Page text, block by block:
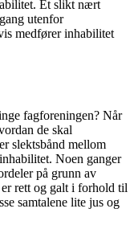
Et slikt nært
utenfor
medfører inhabilitet
fagforeningen? Når
de skal
slektsbånd mellom
Noen ganger
på grunn av
rett og galt i forhold til
samtalene lite jus og